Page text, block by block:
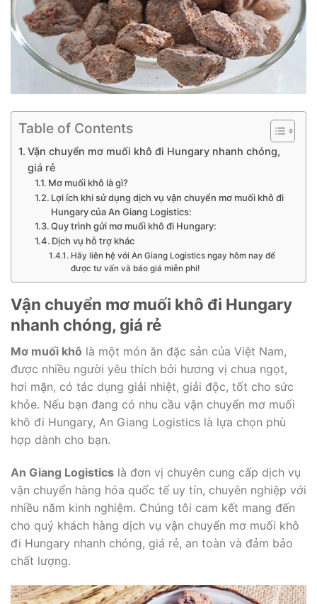
Table of Contents
Vận chuyển mơ muối khô đi Hungary nhanh chóng,
giá rẻ
Mơ muối khô là gì?
Lợi ích khi sử dụng dịch vụ vận chuyển mơ muối khô đi
Hungary của An Giang Logistics:
Quy trình gửi mơ muối khô đi Hungary:
Dịch vụ hỗ trợ khác
Hãy liên hệ với An Giang Logistics ngay hôm nay để
được tư vấn và báo giá miễn phí!
Vận chuyển mơ muối khô đi Hungary
nhanh chóng, giá rẻ
Mơ muối khô là một món ăn đặc sản của Việt Nam,
được nhiều người yêu thích bởi hương vị chua ngọt,
hơi mặn, có tác dụng giải nhiệt, giải độc, tốt cho sức
khỏe. Nếu bạn đang có nhu cầu vận chuyển mơ muối
khô đi Hungary, An Giang Logistics là lựa chọn phù
hợp dành cho bạn.
An Giang Logistics là đơn vị chuyên cung cấp dịch vụ
vận chuyển hàng hóa quốc tế uy tín, chuyên nghiệp với
nhiều năm kinh nghiệm. Chúng tôi cam kết mang đến
cho quý khách hàng dịch vụ vận chuyển mơ muối khô
đi Hungary nhanh chóng, giá rẻ, an toàn và đảm bảo
chất lượng.